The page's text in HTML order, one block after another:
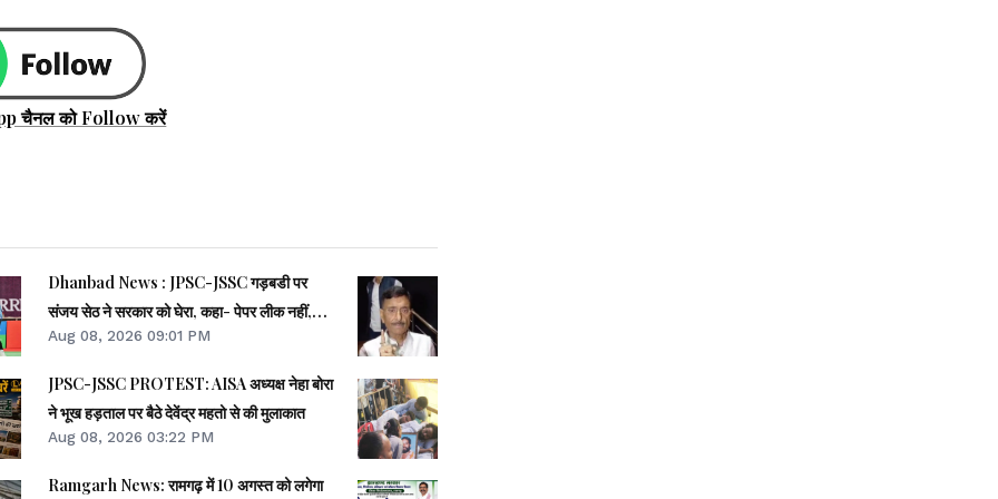
चैनल को Follow करें
Dhanbad News : JPSC-JSSC गड़बडी पर
संजय सेठ ने सरकार को घेरा, कहा- पेपर लीक नहीं,
सीटों की हुई बिक्री
Aug 08, 2026 09:01 PM
JPSC-JSSC PROTEST: AISA अध्यक्ष नेहा बोरा
ने भूख हड़ताल पर बैठे देवेंद्र महतो से की मुलाकात
Aug 08, 2026 03:22 PM
Ramgarh News: रामगढ़ में 10 अगस्त को लगेगा